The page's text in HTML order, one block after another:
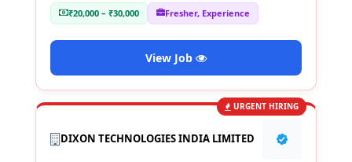
₹20,000 – ₹30,000 Fresher, Experience
View Job
URGENT HIRING
DIXON TECHNOLOGIES INDIA LIMITED